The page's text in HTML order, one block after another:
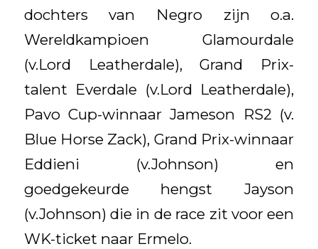
dochters van Negro zijn o.a.
Wereldkampioen Glamourdale
(v.Lord Leatherdale), Grand Prix-
talent Everdale (v.Lord Leatherdale),
Pavo Cup-winnaar Jameson RS2 (v.
Blue Horse Zack), Grand Prix-winnaar
Eddieni (v.Johnson) en
goedgekeurde hengst Jayson
(v.Johnson) die in de race zit voor een
WK-ticket naar Ermelo.